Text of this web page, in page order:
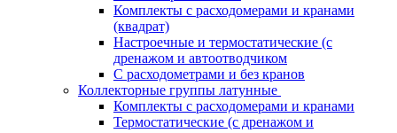
Комплекты с расходомерами и кранами
(квадрат)
Настроечные и термостатические (с
дренажом и автоотводчиком
С расходометрами и без кранов
Коллекторные группы латунные
Комплекты с расходомерами и кранами
Термостатические (с дренажом и